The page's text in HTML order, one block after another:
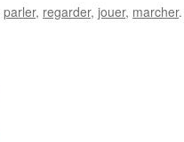
parler, regarder, jouer, marcher.